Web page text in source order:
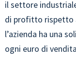
il settore
di profitto rispetto
l’azienda ha una
ogni euro di